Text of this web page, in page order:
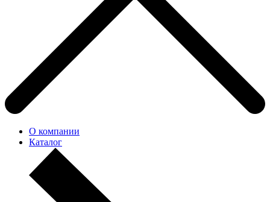
О компании
Каталог